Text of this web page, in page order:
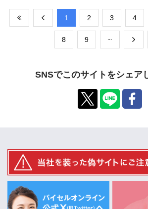
​1 ​2 ​3 ​4
​8 ​9
SNSでこのサイトをシェア